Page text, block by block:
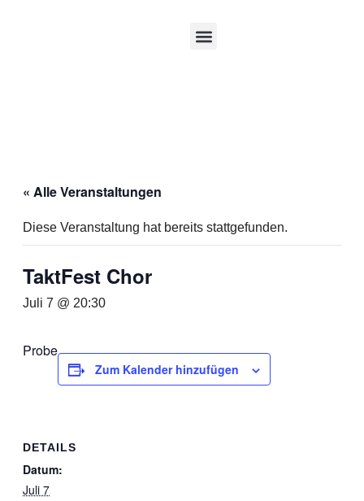
« Alle Veranstaltungen
Diese Veranstaltung hat bereits stattgefunden.
TaktFest Chor
Juli 7 @ 20:30
Probe
Zum Kalender hinzufügen
DETAILS
Datum:
Juli 7